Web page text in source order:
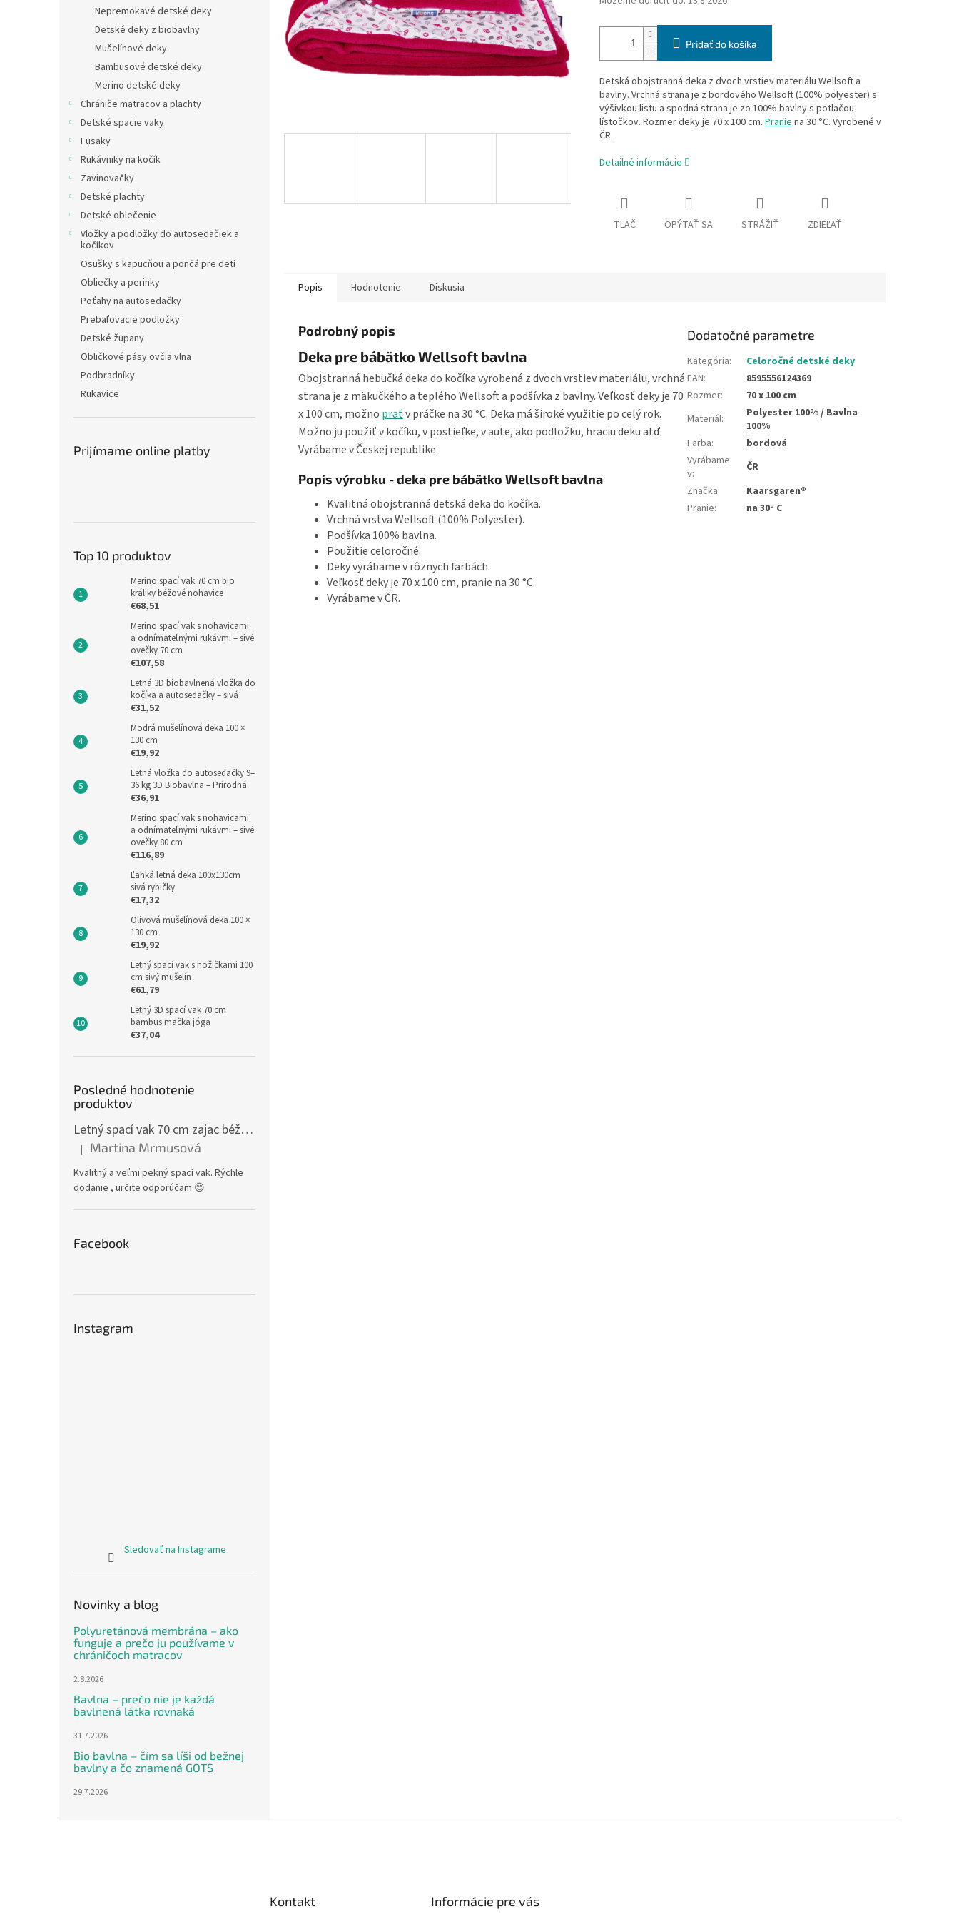
Nepremokavé detské deky
Detské deky z biobavlny
Mušelínové deky
Bambusové detské deky
Merino detské deky
Chrániče matracov a plachty
Detské spacie vaky
Fusaky
Rukávniky na kočík
Zavinovačky
Detské plachty
Detské oblečenie
Vložky a podložky do autosedačiek a
kočíkov
Osušky s kapucňou a pončá pre deti
Obliečky a perinky
Poťahy na autosedačky
Prebaľovacie podložky
Detské župany
Obličkové pásy ovčia vlna
Podbradníky
Rukavice
Prijímame online platby
Top 10 produktov
Merino spací vak 70 cm bio
králiky béžové nohavice
€68,51
Merino spací vak s nohavicami
a odnímateľnými rukávmi – sivé
ovečky 70 cm
€107,58
Letná 3D biobavlnená vložka do
kočíka a autosedačky – sivá
€31,52
Modrá mušelínová deka 100 ×
130 cm
€19,92
Letná vložka do autosedačky 9–
36 kg 3D Biobavlna – Prírodná
€36,91
Merino spací vak s nohavicami
a odnímateľnými rukávmi – sivé
ovečky 80 cm
€116,89
Ľahká letná deka 100x130cm
sivá rybičky
€17,32
Olivová mušelínová deka 100 ×
130 cm
€19,92
Letný spací vak s nožičkami 100
cm sivý mušelín
€61,79
Letný 3D spací vak 70 cm
bambus mačka jóga
€37,04
Posledné hodnotenie
produktov
Letný spací vak 70 cm zajac béžový zips na boku
Hodnotenie produktu je 5 z 5 hviezdičiek.
| Martina Mrmusová
Kvalitný a veľmi pekný spací vak. Rýchle
dodanie , určite odporúčam 😊
Facebook
Instagram
Sledovať na Instagrame
Novinky a blog
Polyuretánová membrána – ako
funguje a prečo ju používame v
chráničoch matracov
2.8.2026
Bavlna – prečo nie je každá
bavlnená látka rovnaká
31.7.2026
Bio bavlna – čím sa líši od bežnej
bavlny a čo znamená GOTS
29.7.2026
Pridať do košíka
Detská obojstranná deka z dvoch vrstiev materiálu Wellsoft a
bavlny. Vrchná strana je z bordového Wellsoft (100% polyester) s
výšivkou listu a spodná strana je zo 100% bavlny s potlačou
lístočkov. Rozmer deky je 70 x 100 cm.Praniena 30 °C. Vyrobené v
ČR.
Detailné informácie
TLAČ OPÝTAŤ SA STRÁŽIŤ ZDIEĽAŤ
Popis Hodnotenie Diskusia
Podrobný popis
Deka pre bábätko Wellsoft bavlna
Obojstranná hebučká deka do kočíka vyrobená z dvoch vrstiev materiálu, vrchná
strana je z mäkučkého a teplého Wellsoft a podšívka z bavlny. Veľkosť deky je 70
x 100 cm, možno praťv práčke na 30 °C. Deka má široké využitie po celý rok.
Možno ju použiť v kočíku, v postieľke, v aute, ako podložku, hraciu deku atď.
Vyrábame v Českej republike.
Popis výrobku - deka pre bábätko Wellsoft bavlna
Kvalitná obojstranná detská deka do kočíka.
Vrchná vrstva Wellsoft (100% Polyester).
Podšívka 100% bavlna.
Použitie celoročné.
Deky vyrábame v rôznych farbách.
Veľkosť deky je 70 x 100 cm, pranie na 30 °C.
Vyrábame v ČR.
Dodatočné parametre
Kategória:
Celoročné detské deky
EAN:
8595556124369
Rozmer:
70 x 100 cm
Materiál:
Polyester 100% / Bavlna
100%
Farba:
bordová
Vyrábame
v:
ČR
Značka:
Kaarsgaren®
Pranie: na 30° C
Kontakt Informácie pre vás